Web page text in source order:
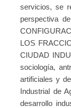
servicios, se
perspectiva
LOS
CIUDAD
sociología,
artificiales y
Industrial de
desarrollo